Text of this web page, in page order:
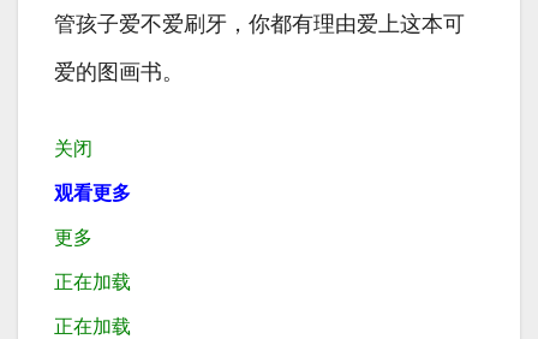
管孩子爱不爱刷牙，你都有理由爱上这本可
爱的图画书。
关闭
观看更多
更多
正在加载
正在加载